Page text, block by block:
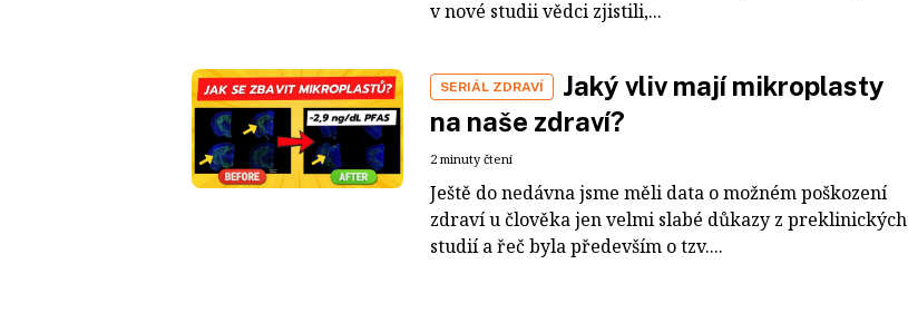
v nové studii vědci zjistili,...
SERIÁL ZDRAVÍ
Jaký vliv mají mikroplasty
na naše zdraví?
2 minuty čtení
Ještě do nedávna jsme měli data o možném poškození
zdraví u člověka jen velmi slabé důkazy z preklinických
studií a řeč byla především o tzv....